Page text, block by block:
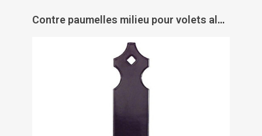
Contre paumelles milieu pour volets aluminium et PVC - TORBEL